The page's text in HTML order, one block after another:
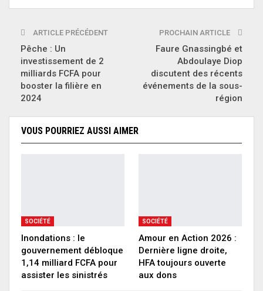
ARTICLE PRÉCÉDENT
Pêche : Un
investissement de 2
milliards FCFA pour
booster la filière en
2024
PROCHAIN ARTICLE
Faure Gnassingbé et
Abdoulaye Diop
discutent des récents
événements de la sous-
région
VOUS POURRIEZ AUSSI AIMER
SOCIÉTÉ
Inondations : le
gouvernement débloque
1,14 milliard FCFA pour
assister les sinistrés
SOCIÉTÉ
Amour en Action 2026 :
Dernière ligne droite,
HFA toujours ouverte
aux dons